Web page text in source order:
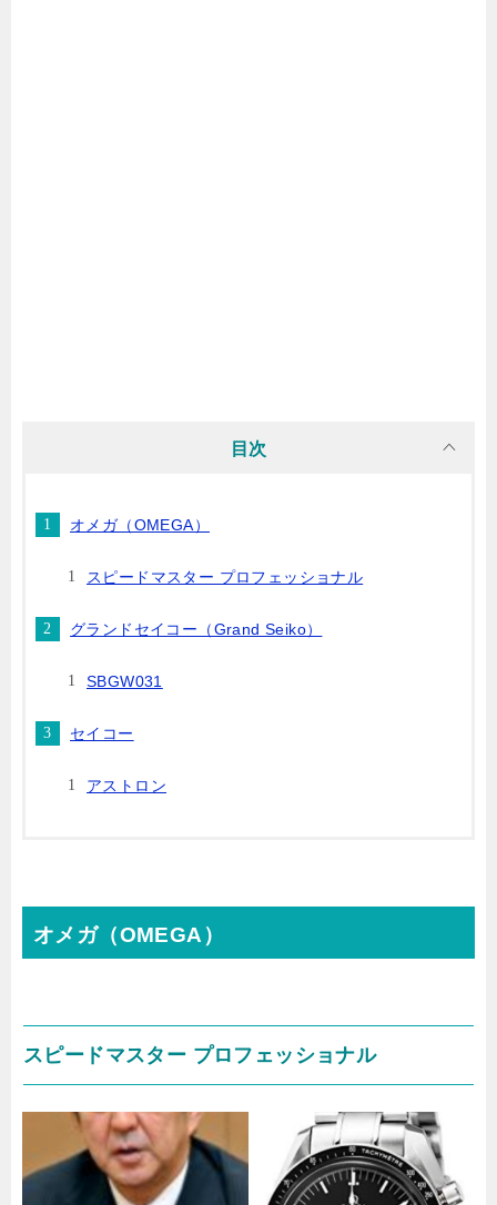
目次
オメガ（OMEGA）
スピードマスター プロフェッショナル
グランドセイコー（Grand Seiko）
SBGW031
セイコー
アストロン
オメガ（OMEGA）
スピードマスター プロフェッショナル